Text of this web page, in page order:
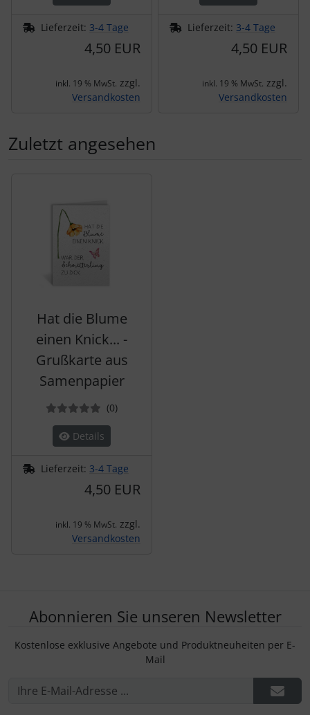
Lieferzeit: 3-4 Tage
4,50 EUR
inkl. 19 % MwSt. zzgl.
Versandkosten
Lieferzeit: 3-4 Tage
4,50 EUR
inkl. 19 % MwSt. zzgl.
Versandkosten
Zuletzt angesehen
Hat die Blume
einen Knick... -
Grußkarte aus
Samenpapier
(0Bewertungen
)
Details
Lieferzeit: 3-4 Tage
4,50 EUR
inkl. 19 % MwSt. zzgl.
Versandkosten
Abonnieren Sie unseren Newsletter
Kostenlose exklusive Angebote und Produktneuheiten per E-
Mail